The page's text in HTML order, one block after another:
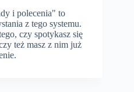
i polecenia" to
z tego systemu.
czy spotykasz się
też masz z nim już